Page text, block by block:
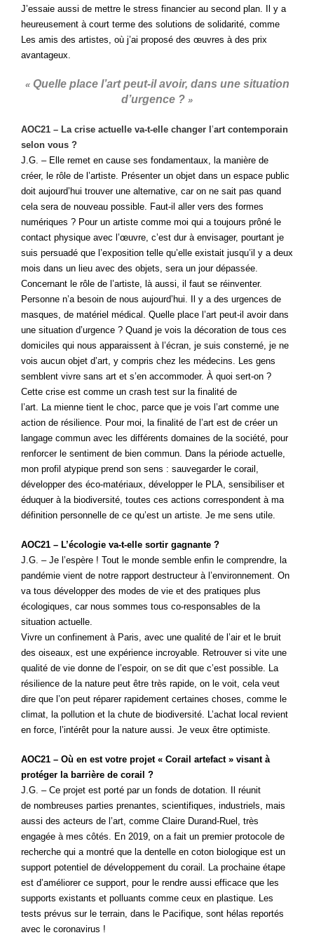
J’essaie aussi de mettre le stress financier au second plan. Il y a
heureusement à court terme des solutions de solidarité, comme
Les amis des artistes, où j’ai proposé des œuvres à des prix
avantageux.
« Quelle place l’art peut-il avoir, dans une situation
d’urgence ? »
AOC21 – La crise actuelle va-t-elle changer l ’art contemporain
selon vous ?
J.G. – Elle remet en cause ses fondamentaux, la manière de
créer, le rôle de l’artiste. Présenter un objet dans un espace public
doit aujourd’hui trouver une alternative, car on ne sait pas quand
cela sera de nouveau possible. Faut-il aller vers des formes
numériques ? Pour un artiste comme moi qui a toujours prôné le
contact physique avec l’œuvre, c’est dur à envisager, pourtant je
suis persuadé que l’exposition telle qu’elle existait jusqu’il y a deux
mois dans un lieu avec des objets, sera un jour dépassée.
Concernant le rôle de l’artiste, là aussi, il faut se réinventer.
Personne n’a besoin de nous aujourd’hui. Il y a des urgences de
masques, de matériel médical. Quelle place l’art peut-il avoir dans
une situation d’urgence ? Quand je vois la décoration de tous ces
domiciles qui nous apparaissent à l’écran, je suis consterné, je ne
vois aucun objet d’art, y compris chez les médecins. Les gens
semblent vivre sans art et s’en accommoder. À quoi sert-on ?
Cette crise est comme un crash test sur la finalité de
l’art. La mienne tient le choc, parce que je vois l’art comme une
action de résilience. Pour moi, la finalité de l’art est de créer un
langage commun avec les différents domaines de la société, pour
renforcer le sentiment de bien commun. Dans la période actuelle,
mon profil atypique prend son sens : sauvegarder le corail,
développer des éco-matériaux, développer le PLA, sensibiliser et
éduquer à la biodiversité, toutes ces actions correspondent à ma
définition personnelle de ce qu’est un artiste. Je me sens utile.
AOC21 – L’écologie va-t-elle sortir gagnante ?
J.G. – Je l’espère ! Tout le monde semble enfin le comprendre, la
pandémie vient de notre rapport destructeur à l’environnement. On
va tous développer des modes de vie et des pratiques plus
écologiques, car nous sommes tous co-responsables de la
situation actuelle.
Vivre un confinement à Paris, avec une qualité de l’air et le bruit
des oiseaux, est une expérience incroyable. Retrouver si vite une
qualité de vie donne de l’espoir, on se dit que c’est possible. La
résilience de la nature peut être très rapide, on le voit, cela veut
dire que l’on peut réparer rapidement certaines choses, comme le
climat, la pollution et la chute de biodiversité. L’achat local revient
en force, l’intérêt pour la nature aussi. Je veux être optimiste.
AOC21 – Où en est votre projet « Corail artefact » visant à
protéger la barrière de corail ?
J.G. – Ce projet est porté par un fonds de dotation. Il réunit
de nombreuses parties prenantes, scientifiques, industriels, mais
aussi des acteurs de l’art, comme Claire Durand-Ruel, très
engagée à mes côtés. En 2019, on a fait un premier protocole de
recherche qui a montré que la dentelle en coton biologique est un
support potentiel de développement du corail. La prochaine étape
est d’améliorer ce support, pour le rendre aussi efficace que les
supports existants et polluants comme ceux en plastique. Les
tests prévus sur le terrain, dans le Pacifique, sont hélas reportés
avec le coronavirus !